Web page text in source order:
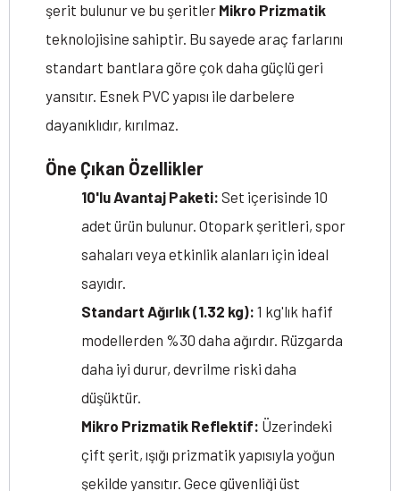
şerit bulunur ve bu şeritler Mikro Prizmatik
teknolojisine sahiptir. Bu sayede araç farlarını
standart bantlara göre çok daha güçlü geri
yansıtır. Esnek PVC yapısı ile darbelere
dayanıklıdır, kırılmaz.
Öne Çıkan Özellikler
10'lu Avantaj Paketi: Set içerisinde 10
adet ürün bulunur. Otopark şeritleri, spor
sahaları veya etkinlik alanları için ideal
sayıdır.
Standart Ağırlık (1.32 kg): 1 kg'lık hafif
modellerden %30 daha ağırdır. Rüzgarda
daha iyi durur, devrilme riski daha
düşüktür.
Mikro Prizmatik Reflektif: Üzerindeki
çift şerit, ışığı prizmatik yapısıyla yoğun
şekilde yansıtır. Gece güvenliği üst